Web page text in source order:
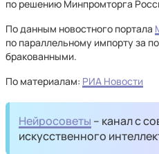
по решению Минпромторга
По данным новостного портала
по параллельному импорту за
бракованными.
По материалам: РИА Новости
Нейросоветы – канал с
искусственного